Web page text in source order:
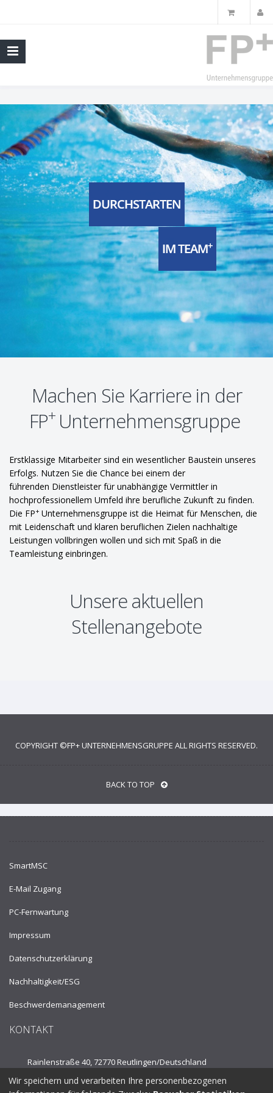
DURCHSTARTEN
IM TEAM+
Machen Sie Karriere in der
FP+ Unternehmensgruppe
Erstklassige Mitarbeiter sind ein wesentlicher Baustein unseres
Erfolgs. Nutzen Sie die Chance bei einem der
führenden Dienstleister für unabhängige Vermittler in
hochprofessionellem Umfeld ihre berufliche Zukunft zu finden.
Die FP+ Unternehmensgruppe ist die Heimat für Menschen, die
mit Leidenschaft und klaren beruflichen Zielen nachhaltige
Leistungen vollbringen wollen und sich mit Spaß in die
Teamleistung einbringen.
Unsere aktuellen
Stellenangebote
COPYRIGHT ©FP+ UNTERNEHMENSGRUPPE ALL RIGHTS RESERVED.
BACK TO TOP
SmartMSC
E-Mail Zugang
PC-Fernwartung
Impressum
Datenschutzerklärung
Nachhaltigkeit/ESG
Beschwerdemanagement
KONTAKT
Rainlenstraße 40, 72770 Reutlingen/Deutschland
Tel.: +49 7121 53910
Wir speichern und verarbeiten Ihre personenbezogenen